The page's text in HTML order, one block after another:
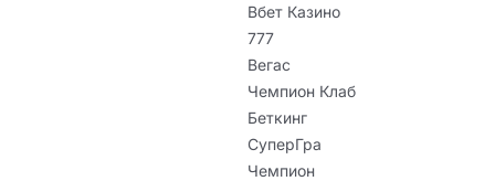
Вбет Казино
777
Вегас
Чемпион Клаб
Беткинг
СуперГра
Чемпион